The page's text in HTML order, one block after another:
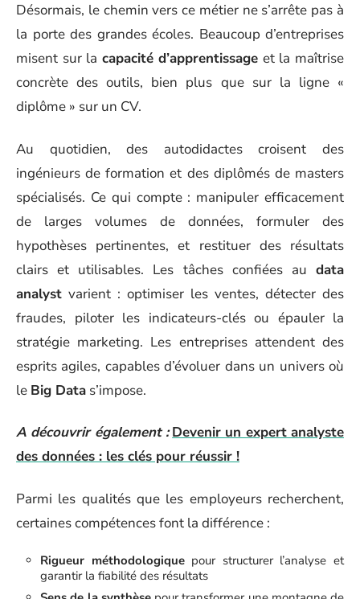
Désormais, le chemin vers ce métier ne s’arrête pas à
la porte des grandes écoles. Beaucoup d’entreprises
misent sur la capacité d’apprentissage et la maîtrise
concrète des outils, bien plus que sur la ligne «
diplôme » sur un CV.
Au quotidien, des autodidactes croisent des
ingénieurs de formation et des diplômés de masters
spécialisés. Ce qui compte : manipuler efficacement
de larges volumes de données, formuler des
hypothèses pertinentes, et restituer des résultats
clairs et utilisables. Les tâches confiées au data
analyst varient : optimiser les ventes, détecter des
fraudes, piloter les indicateurs-clés ou épauler la
stratégie marketing. Les entreprises attendent des
esprits agiles, capables d’évoluer dans un univers où
le Big Data s’impose.
A découvrir également : Devenir un expert analyste
des données : les clés pour réussir !
Parmi les qualités que les employeurs recherchent,
certaines compétences font la différence :
Rigueur méthodologiquepour structurer l’analyse et
garantir la fiabilité des résultats